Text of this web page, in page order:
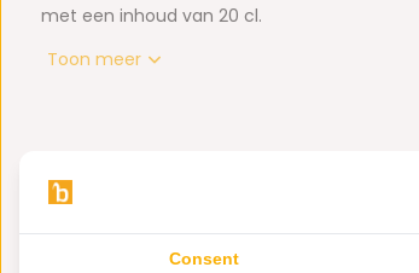
met een inhoud van 20 cl.
Belangrijkste kenmerken:
· Kleur: Transparant/goud
· Vaatwasmachinebestendig: Nee, deze
Toon meer
Consent